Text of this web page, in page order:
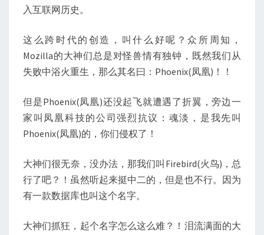
入互联网历史。
这么跨时代的创造，叫什么好呢？众所周知，
Mozilla的大神们总是对怪兽情有独钟，既然我们从
失败中浴火重生，那么其名曰：Phoenix(凤凰)！！
但是Phoenix(凤凰)还没起飞就遭遇了折翼，旁边一
家叫凤凰科技的公司强烈抗议：魂淡，是我先叫
Phoenix(凤凰)的，你们侵权了！
大神们很无奈，没办法，那我们叫Firebird(火鸟)，总
行了吧？！虽然听起来挺中二的，但是也不行。因为
有一款数据库也叫这个名字。
大神们抓狂，起个名字怎么这么难？！泪流满面的大